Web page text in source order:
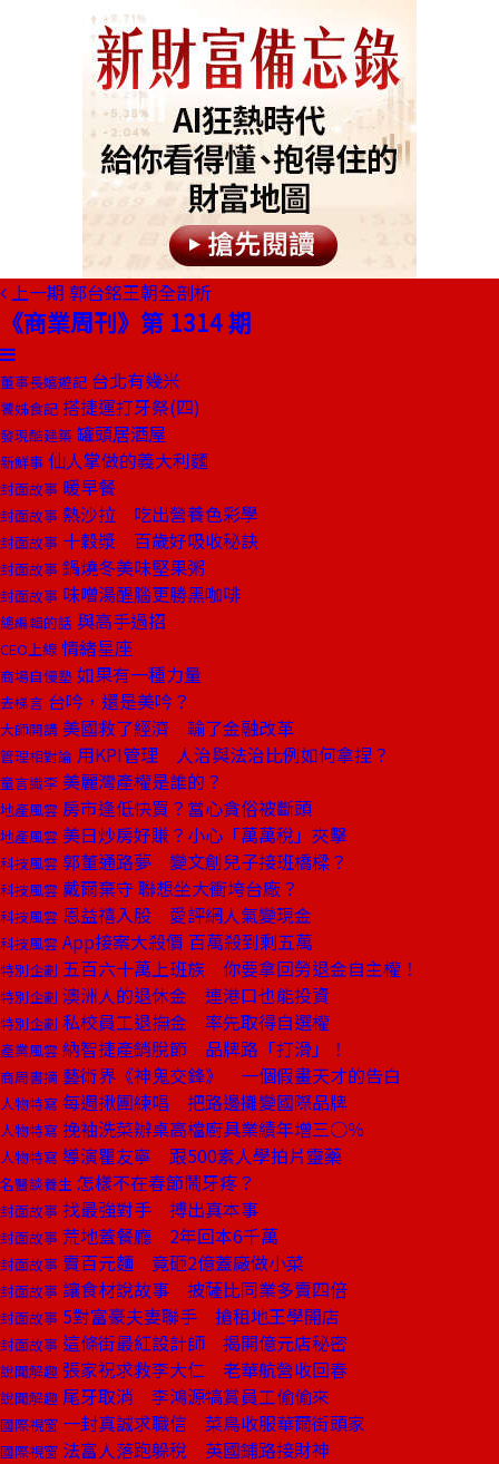
上一期 郭台銘王朝全剖析
《商業周刊》第 1314 期
董事長嬉遊記 台北有幾米
饕姊食記 搭捷運打牙祭(四)
發現酷建築 罐頭居酒屋
新鮮事 仙人掌做的義大利麵
封面故事 暖早餐
封面故事 熱沙拉 吃出營養色彩學
封面故事 十穀漿 百歲好吸收秘訣
封面故事 鍋燒冬美味堅果粥
封面故事 味噌湯醒腦更勝黑咖啡
總編輯的話 與高手過招
CEO上線 情緒星座
商場自慢塾 如果有一種力量
去梯言 台吟，還是美吟？
大師開講 美國救了經濟 輸了金融改革
管理相對論 用KPI管理 人治與法治比例如何拿捏？
童言識李 美麗灣產權是誰的？
地產風雲 房市逢低快買？當心貪俗被斷頭
地產風雲 美日炒房好賺？小心「萬萬稅」夾擊
科技風雲 郭董通路夢 變文創兒子接班橋樑？
科技風雲 戴爾棄守 聯想坐大衝垮台廠？
科技風雲 恩益禧入股 愛評網人氣變現金
科技風雲 App接案大殺價 百萬殺到剩五萬
特別企劃 五百六十萬上班族 你要拿回勞退金自主權！
特別企劃 澳洲人的退休金 連港口也能投資
特別企劃 私校員工退撫金 率先取得自選權
產業風雲 納智捷產銷脫節 品牌路「打滑」！
商周書摘 藝術界《神鬼交鋒》 一個假畫天才的告白
人物特寫 每週揪團練唱 把路邊攤變國際品牌
人物特寫 挽袖洗菜辦桌高檔廚具業績年增三○％
人物特寫 導演瞿友寧 跟500素人學拍片靈藥
名醫談養生 怎樣不在春節鬧牙疼？
封面故事 找最強對手 搏出真本事
封面故事 荒地蓋餐廳 2年回本6千萬
封面故事 賣百元麵 竟砸2億蓋廠做小菜
封面故事 讓食材說故事 披薩比同業多賣四倍
封面故事 5對富豪夫妻聯手 搶租地王學開店
封面故事 這條街最紅設計師 揭開億元店秘密
說聞解趣 張家祝求救李大仁 老華航營收回春
說聞解趣 尾牙取消 李鴻源犒賞員工偷偷來
國際視窗 一封真誠求職信 菜鳥收服華爾街頭家
國際視窗 法富人落跑躲稅 英國鋪路接財神